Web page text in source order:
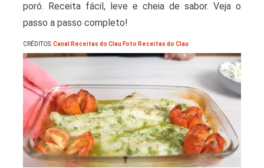
poró. Receita fácil, leve e cheia de sabor. Veja o
passo a passo completo!
CRÉDITOS:Canal Receitas do Clau Foto Receitas do Clau